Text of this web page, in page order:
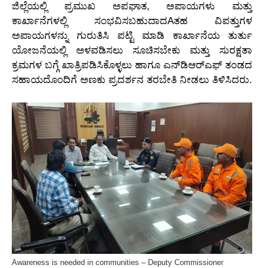
ಜಿಲ್ಲೆಯಲ್ಲಿ ಪ್ರಮುಖ ಅಪಘಾತ, ಅಪಾಯಗಳು ಮತ್ತು
ಕಾರ್ಖಾನೆಗಳಲ್ಲಿ ಸಂಭವಿಸಬಹುದಾದAತಹ ವಿಪತ್ತುಗಳ
ಅಪಾಯಗಳನ್ನು ಗುರುತಿಸಿ ಪಟ್ಟಿ ಮಾಡಿ ಕಾರ್ಖಾನೆಯ ತುರ್ತು
ಯೋಜನೆಯಲ್ಲಿ ಅಳವಡಿಸಲು ಸೂಚಿಸಬೇಕು ಮತ್ತು ಸುರಕ್ಷತಾ
ಕ್ರಮಗಳ ಬಗ್ಗೆ ಖಾತ್ರಿಪಡಿಸಿಕೊಳ್ಳಲು ಹಾಗೂ ಎನ್‌ಡಿಆರ್‌ಎಫ್ ತಂಡದ
ಸಹಾಯದೊಂದಿಗೆ ಅಣಕು ಪ್ರದರ್ಶನ ತರಬೇತಿ ನೀಡಲು ತಿಳಿಸಿದರು.
Awareness is needed in communities – Deputy Commissioner